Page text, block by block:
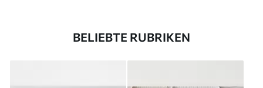
BELIEBTE RUBRIKEN